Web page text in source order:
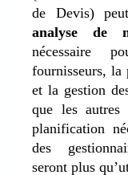
de Devis)
analyse de
nécessaire
fournisseurs,
et la gestion
que les autres
planification
des
seront plus